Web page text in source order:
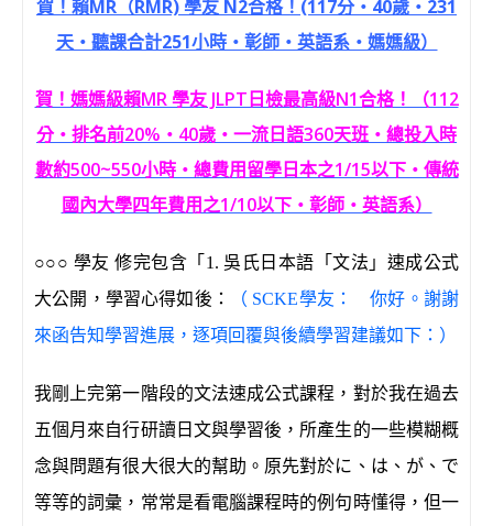
賀！賴MR（RMR) 學友 N2合格！(117分‧40歲‧231
天‧聽課合計251小時‧彰師‧英語系‧媽媽級）
賀！媽媽級賴MR 學友 JLPT日檢最高級N1合格！（112
分‧排名前20%‧40歲‧一流日語360天班‧總投入時
數約500~550小時‧總費用留學日本之1/15以下‧傳統
國內大學四年費用之1/10以下‧彰師‧英語系）
○○○ 學友 修完包含「1. 吳氏日本語「文法」速成公式
大公開，學習心得如後：
（ SCKE學友： 你好。謝謝
來函告知學習進展，逐項回覆與後續學習建議如下：）
我剛上完第一階段的文法速成公式課程，對於我在過去
五個月來自行研讀日文與學習後，所產生的一些模糊概
念與問題有很大很大的幫助。原先對於に、は、が、で
等等的詞彙，常常是看電腦課程時的例句時懂得，但一